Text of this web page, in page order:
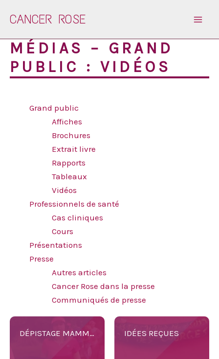
CANCER ROSE
MÉDIAS – GRAND
PUBLIC : VIDÉOS
Grand public
Affiches
Brochures
Extrait livre
Rapports
Tableaux
Vidéos
Professionnels de santé
Cas cliniques
Cours
Présentations
Presse
Autres articles
Cancer Rose dans la presse
Communiqués de presse
DÉPISTAGE MAMMOGRAPHIQUE-QUELS RISQUES ? IDÉES REÇUES